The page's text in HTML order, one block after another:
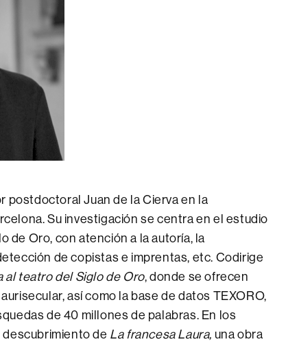
postdoctoral Juan de la Cierva en la
Su investigación se centra en el estudio
de Oro, con atención a la autoría, la
de copistas e imprentas, etc. Codirige
al teatro del Siglo de Oro, donde se ofrecen
así como la base de datos TEXORO,
de 40 millones de palabras. En los
de La francesa Laura, una obra